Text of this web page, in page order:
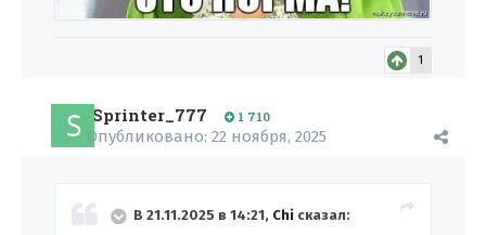
1
Sprinter_777 1 710
Опубликовано: 22 ноября, 2025
В 21.11.2025 в 14:21, Chi сказал: